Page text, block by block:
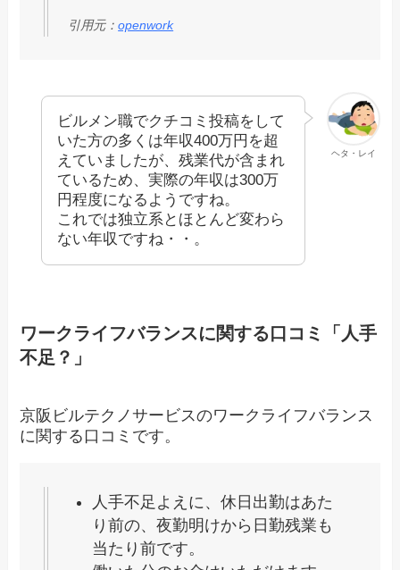
引用元：openwork
ヘタ・レイ
ビルメン職でクチコミ投稿をして
いた方の多くは年収400万円を超
えていましたが、残業代が含まれ
ているため、実際の年収は300万
円程度になるようですね。
これでは独立系とほとんど変わら
ない年収ですね・・。
ワークライフバランスに関する口コミ「人手
不足？」
京阪ビルテクノサービスのワークライフバランス
に関する口コミです。
人手不足よえに、休日出勤はあた
り前の、夜勤明けから日勤残業も
当たり前です。